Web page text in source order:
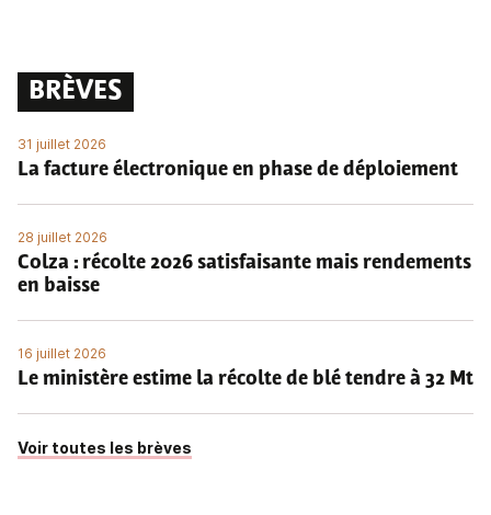
BRÈVES
31 juillet 2026
La facture électronique en phase de déploiement
28 juillet 2026
Colza : récolte 2026 satisfaisante mais rendements
en baisse
16 juillet 2026
Le ministère estime la récolte de blé tendre à 32 Mt
Voir toutes les brèves